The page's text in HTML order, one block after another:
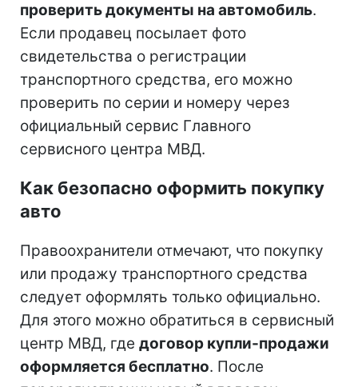
проверить документы на автомобиль.
Если продавец посылает фото
свидетельства о регистрации
транспортного средства, его можно
проверить по серии и номеру через
официальный сервис Главного
сервисного центра МВД.
Как безопасно оформить покупку
авто
Правоохранители отмечают, что покупку
или продажу транспортного средства
следует оформлять только официально.
Для этого можно обратиться в сервисный
центр МВД, где договор купли-продажи
оформляется бесплатно. После